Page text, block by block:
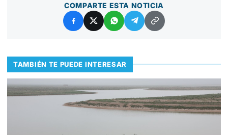
COMPARTE ESTA NOTICIA
TAMBIÉN TE PUEDE INTERESAR